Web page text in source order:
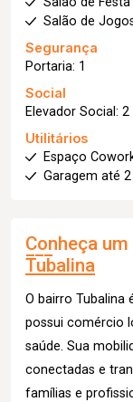
Salão de
Segurança
Portaria: 1
Social
Elevador Social: 2
Utilitários
Espaço
Garagem até
Conheça
Tubalina
O bairro Tubalina
possui comércio
saúde. Sua
conectadas e
famílias e